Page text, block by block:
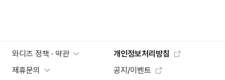
와디즈 정책 · 약관
개인정보처리방침
제휴문의
공지/이벤트